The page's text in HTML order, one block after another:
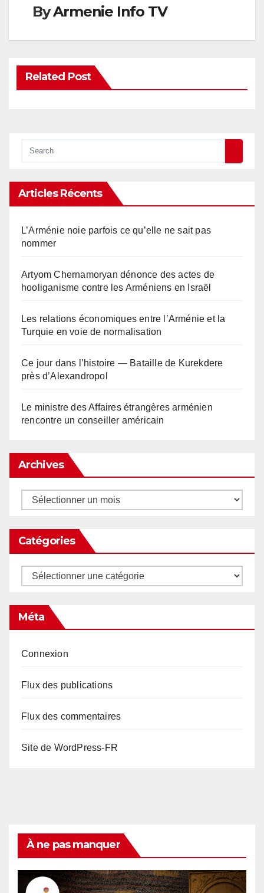
ByArmenie Info TV
Related Post
Articles Récents
L’Arménie noie parfois ce qu’elle ne sait pas
nommer
Artyom Chernamoryan dénonce des actes de
hooliganisme contre les Arméniens en Israël
Les relations économiques entre l’Arménie et la
Turquie en voie de normalisation
Ce jour dans l’histoire — Bataille de Kurekdere
près d’Alexandropol
Le ministre des Affaires étrangères arménien
rencontre un conseiller américain
Archives
Archives
Catégories
Catégories
Méta
Connexion
Flux des publications
Flux des commentaires
Site de WordPress-FR
À ne pas manquer